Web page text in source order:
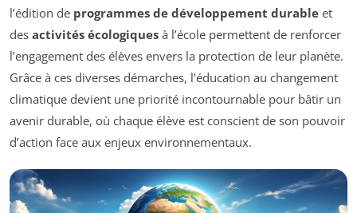
l’édition de programmes de développement durable et
des activités écologiques à l’école permettent de renforcer
l’engagement des élèves envers la protection de leur planète.
Grâce à ces diverses démarches, l’éducation au changement
climatique devient une priorité incontournable pour bâtir un
avenir durable, où chaque élève est conscient de son pouvoir
d’action face aux enjeux environnementaux.